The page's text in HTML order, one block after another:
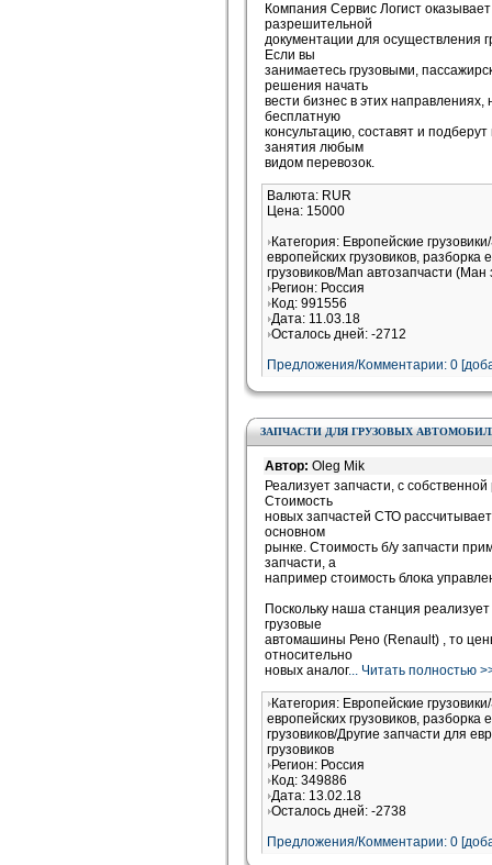
Компания Сервис Логист
разрешительной
документации для осуществления
Если вы
занимаетесь грузовыми,
решения начать
вести бизнес в этих
бесплатную
консультацию, составят и
занятия любым
видом перевозок.
Валюта: RUR
Цена: 15000
Категория: Европейские
европейских грузовиков, разборка
грузовиков/Man автозапчасти (Ман
Регион: Россия
Код: 991556
Дата: 11.03.18
Осталось дней: -2712
Предложения/Комментарии: 0
ЗАПЧАСТИ ДЛЯ ГРУЗОВЫХ
Автор: Oleg Mik
Реализует запчасти, с
Стоимость
новых запчастей СТО
основном
рынке. Стоимость б/у запчасти
запчасти, а
например стоимость блока
Поскольку наша станция
грузовые
автомашины Рено (Renault) , то
относительно
новых аналог... Читать полностью
Категория: Европейские
европейских грузовиков, разборка
грузовиков/Другие запчасти для
грузовиков
Регион: Россия
Код: 349886
Дата: 13.02.18
Осталось дней: -2738
Предложения/Комментарии: 0